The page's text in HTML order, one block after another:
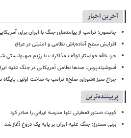
آخرین اخبار
جانسون: ترامپ از پیامدهای جنگ با ایران برای
افزایش سطح آماده‌باش نظامی و امنیتی در عراق
حزب‌الله خواستار توقف مذاکرات با رژیم صهیونیستی
آسوشیتدپرس: صدها نظامی آمریکایی در جنگ علیه
چراغ سبز «شورای صلح» ترامپ به ساخت اولین پایگاه
پربیننده‌ترین
کویت دستور تعطیلی تنها مدرسه ایرانی را صادر کرد
برنی سندرز: جنگ علیه ایران بر پایه یک دروغ آغاز شد